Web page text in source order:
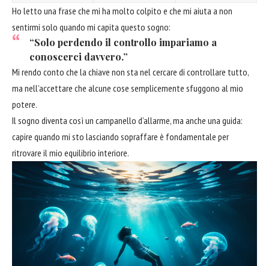
Ho letto una frase che mi ha molto colpito e che mi aiuta a non
sentirmi solo quando mi capita questo sogno:
“Solo perdendo il controllo impariamo a
conoscerci davvero.”
Mi rendo conto che la chiave non sta nel cercare di controllare tutto,
ma nell’accettare che alcune cose semplicemente sfuggono al mio
potere.
Il sogno diventa così un campanello d’allarme, ma anche una guida:
capire quando mi sto lasciando sopraffare è fondamentale per
ritrovare il mio equilibrio interiore.